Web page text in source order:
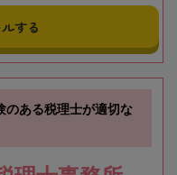
する
のある税理士が適切な